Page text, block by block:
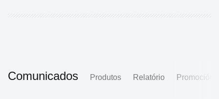
Comunicados Produtos Relatório Promoción